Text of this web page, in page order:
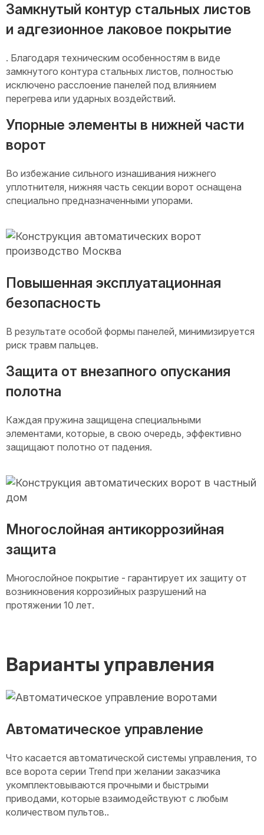
Замкнутый контур стальных листов
и адгезионное лаковое покрытие
. Благодаря техническим особенностям в виде
замкнутого контура стальных листов, полностью
исключено расслоение панелей под влиянием
перегрева или ударных воздействий.
Упорные элементы в нижней части
ворот
Во избежание сильного изнашивания нижнего
уплотнителя, нижняя часть секции ворот оснащена
специально предназначенными упорами.
Повышенная эксплуатационная
безопасность
В результате особой формы панелей, минимизируется
риск травм пальцев.
Защита от внезапного опускания
полотна
Каждая пружина защищена специальными
элементами, которые, в свою очередь, эффективно
защищают полотно от падения.
Многослойная антикоррозийная
защита
Многослойное покрытие - гарантирует их защиту от
возникновения коррозийных разрушений на
протяжении 10 лет.
Варианты управления
Автоматическое управление
Что касается автоматической системы управления, то
все ворота серии Trend при желании заказчика
укомплектовываются прочными и быстрыми
приводами, которые взаимодействуют с любым
количеством пультов..